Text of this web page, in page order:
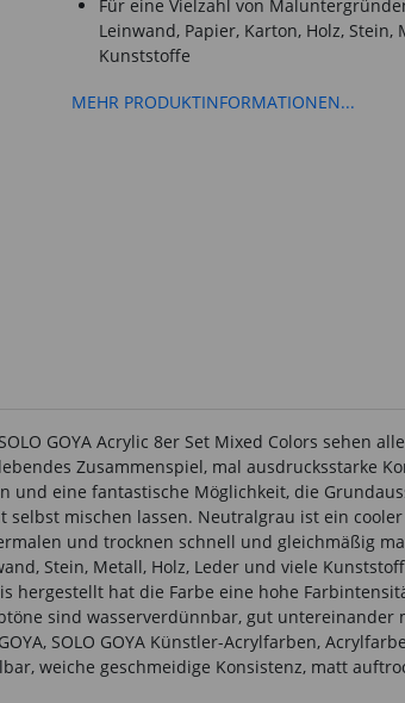
Für eine Vielzahl von
Leinwand, Papier, Karton, Holz,
Kunststoffe
MEHR PRODUKTINFORMATIONEN...
GOYA Acrylic 8er Set Mixed Colors sehen
Zusammenspiel, mal ausdrucksstarke
eine fantastische Möglichkeit, die
mischen lassen. Neutralgrau ist ein
und trocknen schnell und gleichmäßig
Stein, Metall, Holz, Leder und viele
hergestellt hat die Farbe eine hohe
sind wasserverdünnbar, gut
SOLO GOYA Künstler-Acrylfarben,
weiche geschmeidige Konsistenz, matt